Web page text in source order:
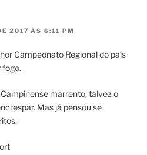
2017 ÀS 6:11 PM
Campeonato Regional do país
fogo.
marrento, talvez o
Mas já pensou se